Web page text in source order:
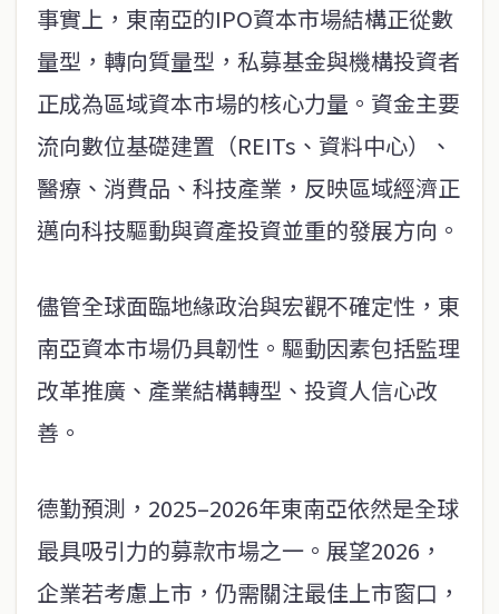
事實上，東南亞的IPO資本市場結構正從數
量型，轉向質量型，私募基金與機構投資者
正成為區域資本市場的核心力量。資金主要
流向數位基礎建置（REITs、資料中心）、
醫療、消費品、科技產業，反映區域經濟正
邁向科技驅動與資產投資並重的發展方向。
儘管全球面臨地緣政治與宏觀不確定性，東
南亞資本市場仍具韌性。驅動因素包括監理
改革推廣、產業結構轉型、投資人信心改
善。
德勤預測，2025–2026年東南亞依然是全球
最具吸引力的募款市場之一。展望2026，
企業若考慮上市，仍需關注最佳上市窗口，